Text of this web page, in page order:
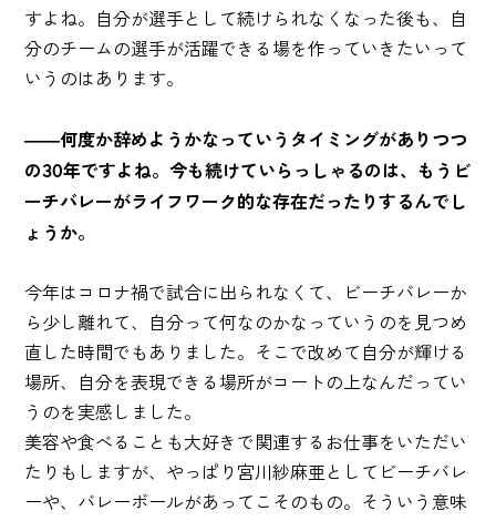
すよね。自分が選手として続けられなくなった後も、自
分のチームの選手が活躍できる場を作っていきたいって
いうのはあります。
――何度か辞めようかなっていうタイミングがありつつ
の30年ですよね。今も続けていらっしゃるのは、もうビ
ーチバレーがライフワーク的な存在だったりするんでし
ょうか。
今年はコロナ禍で試合に出られなくて、ビーチバレーか
ら少し離れて、自分って何なのかなっていうのを見つめ
直した時間でもありました。そこで改めて自分が輝ける
場所、自分を表現できる場所がコートの上なんだってい
うのを実感しました。
美容や食べることも大好きで関連するお仕事をいただい
たりもしますが、やっぱり宮川紗麻亜としてビーチバレ
ーや、バレーボールがあってこそのもの。そういう意味